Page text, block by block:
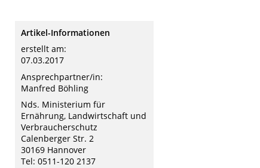
Artikel-Informationen
erstellt am:
07.03.2017
Ansprechpartner/in:
Manfred Böhling
Nds. Ministerium für
Ernährung, Landwirtschaft und
Verbraucherschutz
Calenberger Str. 2
30169 Hannover
Tel: 0511-120 2137